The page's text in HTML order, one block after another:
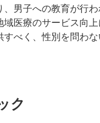
男子への教育が行わ
医療のサービス向
べく、性別を問わ
ク